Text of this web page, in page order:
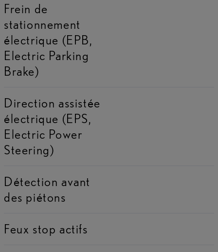
Frein de
stationnement
électrique (EPB,
Electric Parking
Brake)
Direction assistée
électrique (EPS,
Electric Power
Steering)
Détection avant
des piétons
Feux stop actifs